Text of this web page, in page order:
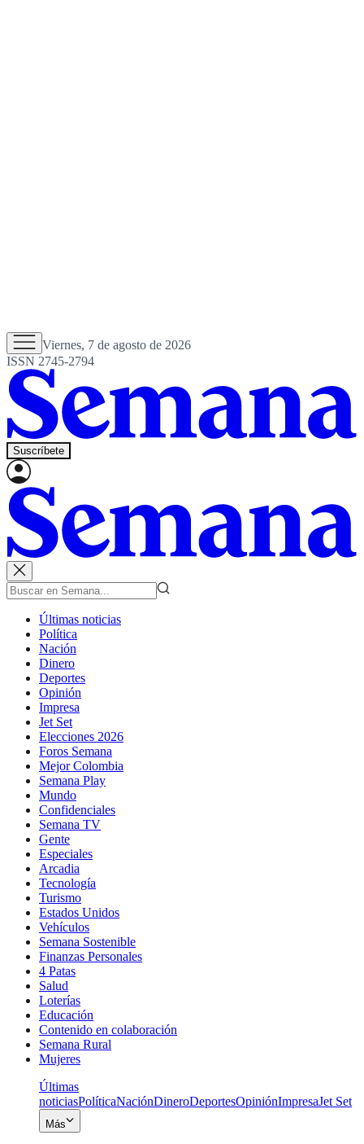
Viernes, 7 de agosto de 2026
ISSN 2745-2794
Suscríbete
Últimas noticias
Política
Nación
Dinero
Deportes
Opinión
Impresa
Jet Set
Elecciones 2026
Foros Semana
Mejor Colombia
Semana Play
Mundo
Confidenciales
Semana TV
Gente
Especiales
Arcadia
Tecnología
Turismo
Estados Unidos
Vehículos
Semana Sostenible
Finanzas Personales
4 Patas
Salud
Loterías
Educación
Contenido en colaboración
Semana Rural
Mujeres
Últimas
noticiasPolíticaNaciónDineroDeportesOpiniónImpresaJet Set
Más